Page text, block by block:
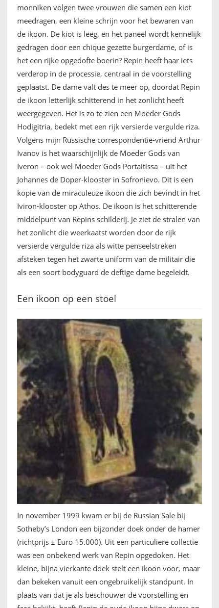
monniken volgen twee vrouwen die samen een kiot
meedragen, een kleine schrijn voor het bewaren van
de ikoon. De kiot is leeg, en het paneel wordt kennelijk
gedragen door een chique gezette burgerdame, of is
het een rijke opgedofte boerin? Repin heeft haar iets
verderop in de processie, centraal in de voorstelling
geplaatst. De dame valt des te meer op, doordat Repin
de ikoon letterlijk schitterend in het zonlicht heeft
weergegeven. Het is zo te zien een Moeder Gods
Hodigitria, bedekt met een rijk versierde vergulde riza.
Volgens mijn Russische correspondentie-vriend Arthur
Ivanov is het waarschijnlijk de Moeder Gods van
Iveron – ook wel Moeder Gods Portaitissa – uit het
Johannes de Doper-klooster in Sofronievo. Dit is een
kopie van de miraculeuze ikoon die zich bevindt in het
Iviron-klooster op Athos. De ikoon is het schitterende
middelpunt van Repins schilderij. Je ziet de stralen van
het zonlicht die weerkaatst worden door de rijk
versierde vergulde riza als witte penseelstreken
afsteken tegen het zwarte uniform van de militair die
als een soort bodyguard de deftige dame begeleidt.
Een ikoon op een stoel
In november 1999 kwam er bij de Russian Sale bij
Sotheby’s London een bijzonder doek onder de hamer
(richtprijs ± Euro 15.000). Uit een particuliere collectie
was een onbekend werk van Repin opgedoken. Het
kleine, bijna vierkante doek stelt een ikoon voor, maar
dan bekeken vanuit een ongebruikelijk standpunt. In
plaats van dat je als beschouwer de voorstelling en